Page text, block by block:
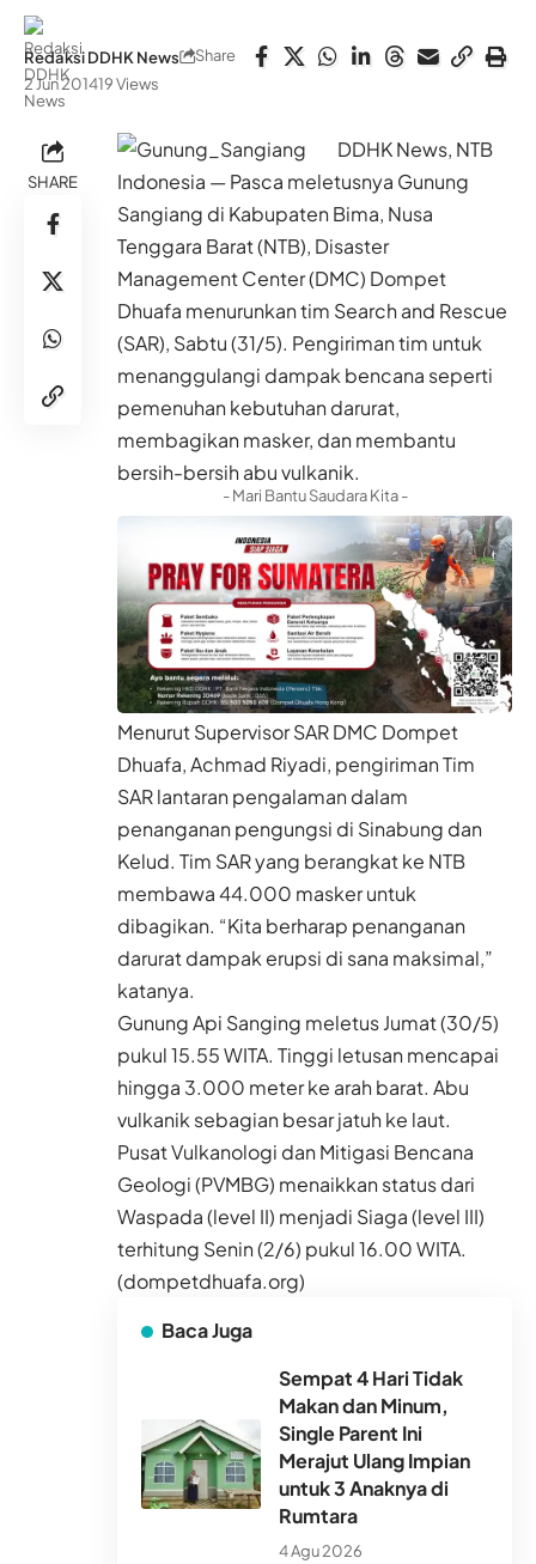
Redaksi DDHK News
2 Jun 201419 Views
Share
SHARE
DDHK News, NTB
Indonesia — Pasca meletusnya Gunung
Sangiang di Kabupaten Bima, Nusa
Tenggara Barat (NTB), Disaster
Management Center (DMC) Dompet
Dhuafa menurunkan tim Search and Rescue
(SAR), Sabtu (31/5). Pengiriman tim untuk
menanggulangi dampak bencana seperti
pemenuhan kebutuhan darurat,
membagikan masker, dan membantu
bersih-bersih abu vulkanik.
- Mari Bantu Saudara Kita -
Menurut Supervisor SAR DMC Dompet
Dhuafa, Achmad Riyadi, pengiriman Tim
SAR lantaran pengalaman dalam
penanganan pengungsi di Sinabung dan
Kelud. Tim SAR yang berangkat ke NTB
membawa 44.000 masker untuk
dibagikan. “Kita berharap penanganan
darurat dampak erupsi di sana maksimal,”
katanya.
Gunung Api Sanging meletus Jumat (30/5)
pukul 15.55 WITA. Tinggi letusan mencapai
hingga 3.000 meter ke arah barat. Abu
vulkanik sebagian besar jatuh ke laut.
Pusat Vulkanologi dan Mitigasi Bencana
Geologi (PVMBG) menaikkan status dari
Waspada (level II) menjadi Siaga (level III)
terhitung Senin (2/6) pukul 16.00 WITA.
(dompetdhuafa.org)
Baca Juga
Sempat 4 Hari Tidak
Makan dan Minum,
Single Parent Ini
Merajut Ulang Impian
untuk 3 Anaknya di
Rumtara
4 Agu 2026